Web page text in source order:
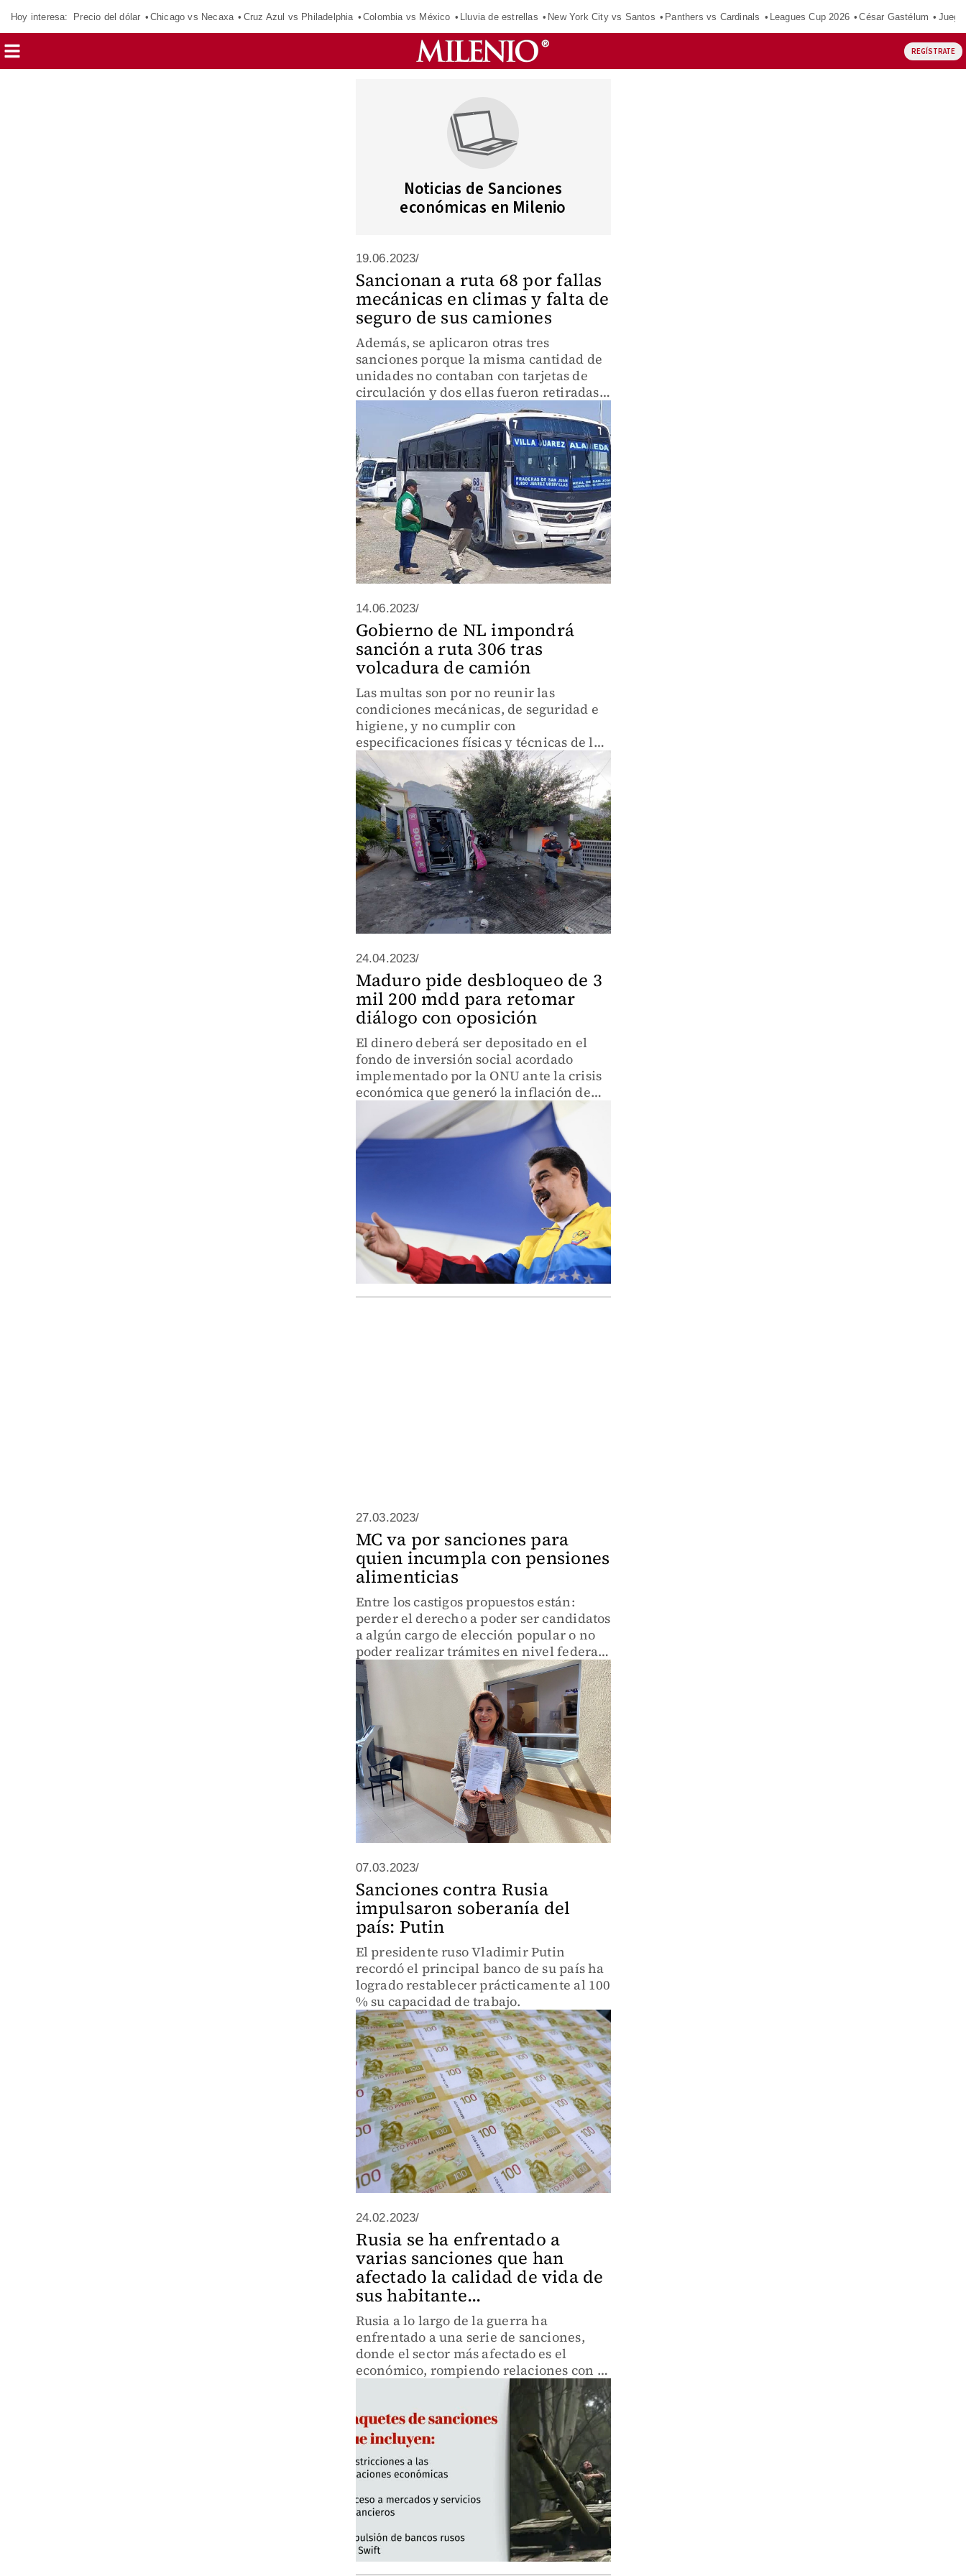
Hoy interesa: Precio del dólar Chicago vs Necaxa Cruz Azul vs Philadelphia Colombia vs México Lluvia de estrellas New York City vs Santos Panthers vs Cardinals Leagues Cup 2026 César Gastélum
REGÍSTRATE
Noticias de Sanciones
económicas en Milenio
19.06.2023/
Sancionan a ruta 68 por fallas
mecánicas en climas y falta de
seguro de sus camiones
Además, se aplicaron otras tres
sanciones porque la misma cantidad de
unidades no contaban con tarjetas de
circulación y dos ellas fueron retiradas
de circulación porque sus seguros no
estaban vigentes.
14.06.2023/
Gobierno de NL impondrá
sanción a ruta 306 tras
volcadura de camión
Las multas son por no reunir las
condiciones mecánicas, de seguridad e
higiene, y no cumplir con
especificaciones físicas y técnicas de la
unidad.
24.04.2023/
Maduro pide desbloqueo de 3
mil 200 mdd para retomar
diálogo con oposición
El dinero deberá ser depositado en el
fondo de inversión social acordado
implementado por la ONU ante la crisis
económica que generó la inflación de
Venezuela.
27.03.2023/
MC va por sanciones para
quien incumpla con pensiones
alimenticias
Entre los castigos propuestos están:
perder el derecho a poder ser candidatos
a algún cargo de elección popular o no
poder realizar trámites en nivel federal
o local.
07.03.2023/
Sanciones contra Rusia
impulsaron soberanía del
país: Putin
El presidente ruso Vladimir Putin
recordó el principal banco de su país ha
logrado restablecer prácticamente al 100
% su capacidad de trabajo.
24.02.2023/
Rusia se ha enfrentado a
varias sanciones que han
afectado la calidad de vida de
sus habitante...
Rusia a lo largo de la guerra ha
enfrentado a una serie de sanciones,
donde el sector más afectado es el
económico, rompiendo relaciones con la
Unión Europea, Estados Unidos, Reino